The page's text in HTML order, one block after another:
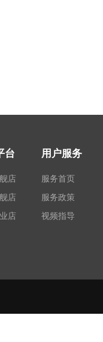
台
店
店
店
用户服务
服务首页
服务政策
视频指导